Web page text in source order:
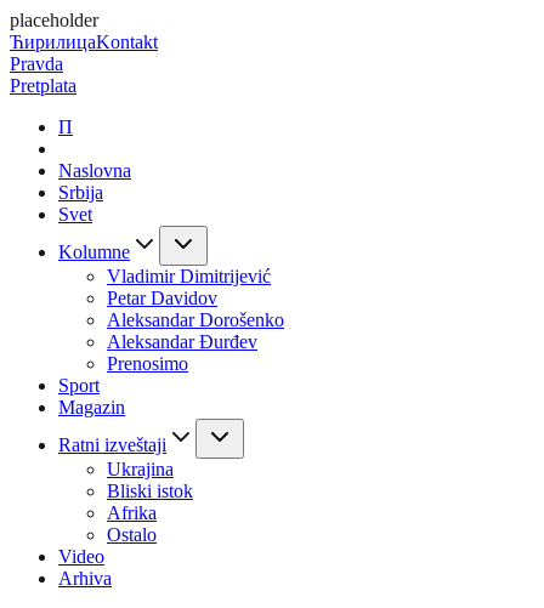
placeholder
ЋирилицаKontakt
Pravda
Pretplata
П
Naslovna
Srbija
Svet
Kolumne
Vladimir Dimitrijević
Petar Davidov
Aleksandar Dorošenko
Aleksandar Đurđev
Prenosimo
Sport
Magazin
Ratni izveštaji
Ukrajina
Bliski istok
Afrika
Ostalo
Video
Arhiva